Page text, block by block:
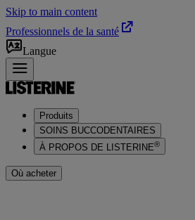
Skip to main content
Professionnels de la santé
Langue
Produits
SOINS BUCCODENTAIRES
À PROPOS DE LISTERINE®
Où acheter